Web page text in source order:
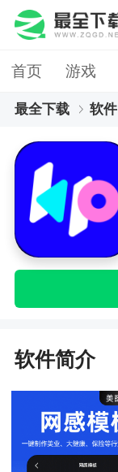
首页 游戏
最全下载 软件
软件简介